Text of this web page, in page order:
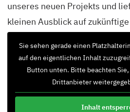
unseres neuen Projekts und
kleinen Ausblick auf
Sie sehen gerade einen
auf den eigentlichen Inhalt
Button unten. Bitte beachten Sie,
Drittanbieter
Inhalt